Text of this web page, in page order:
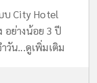
บ City Hotel
อย่างน้อย 3 ปี
วัน...ดูเพิ่มเติม